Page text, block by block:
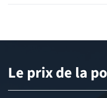
Le prix de la